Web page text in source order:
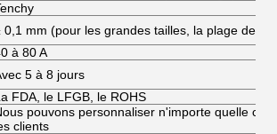
0,1 mm (pour les grandes tailles, la plage de
à 80 A
5 à 8 jours
FDA, le LFGB, le ROHS
pouvons personnaliser n'importe quelle
clients